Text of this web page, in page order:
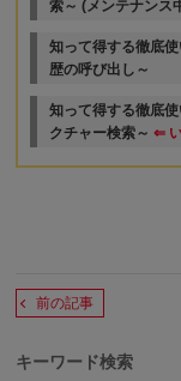
索～ (メンテナンス
知って得する徹底
歴の呼び出し～
知って得する徹底
クチャー検索～⇐
前の記事
キーワード検索